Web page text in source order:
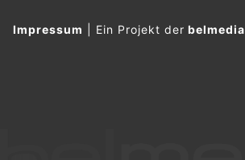
Impressum Ein Projekt derbelmedia